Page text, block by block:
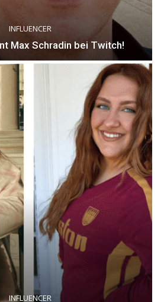
INFLUENCER
Max Schradin bei Twitch!
INFLUENCER